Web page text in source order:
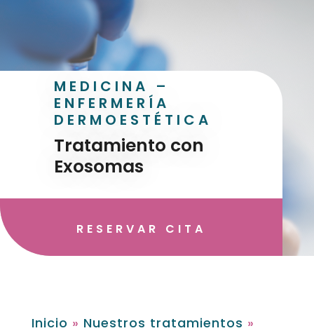
MEDICINA –
ENFERMERÍA
DERMOESTÉTICA
Tratamiento con
Exosomas
RESERVAR CITA
Inicio » Nuestros tratamientos »